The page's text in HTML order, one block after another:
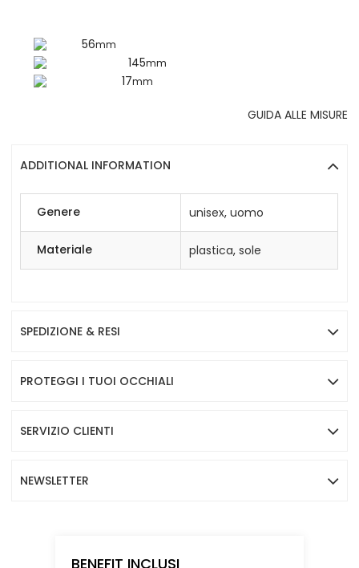
56mm
145mm
17mm
GUIDA ALLE MISURE
ADDITIONAL INFORMATION
Genere unisex,uomo
Materiale plastica,sole
SPEDIZIONE & RESI
PROTEGGI I TUOI OCCHIALI
SERVIZIO CLIENTI
NEWSLETTER
BENEFIT INCLUSI